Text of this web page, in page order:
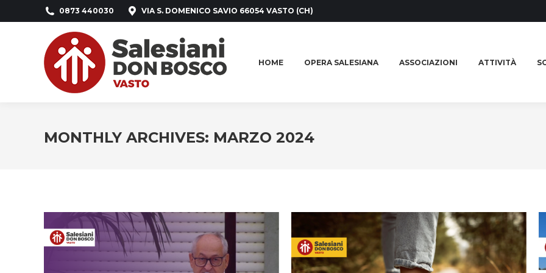
0873 440030 VIA S. DOMENICO SAVIO 66054 VASTO (CH)
HOME OPERA SALESIANA ASSOCIAZIONI ATTIVITÀ
MONTHLY ARCHIVES: MARZO 2024